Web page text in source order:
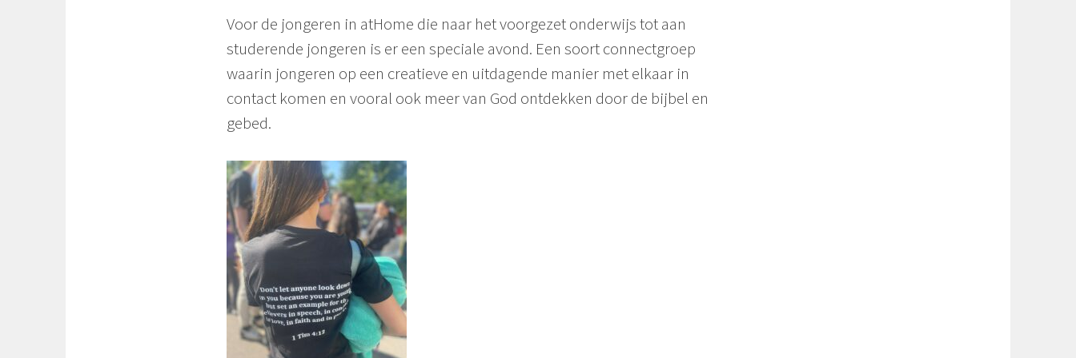
Voor de jongeren in atHome die naar het voorgezet onderwijs tot aan
studerende jongeren is er een speciale avond. Een soort connectgroep
waarin jongeren op een creatieve en uitdagende manier met elkaar in
contact komen en vooral ook meer van God ontdekken door de bijbel en
gebed.